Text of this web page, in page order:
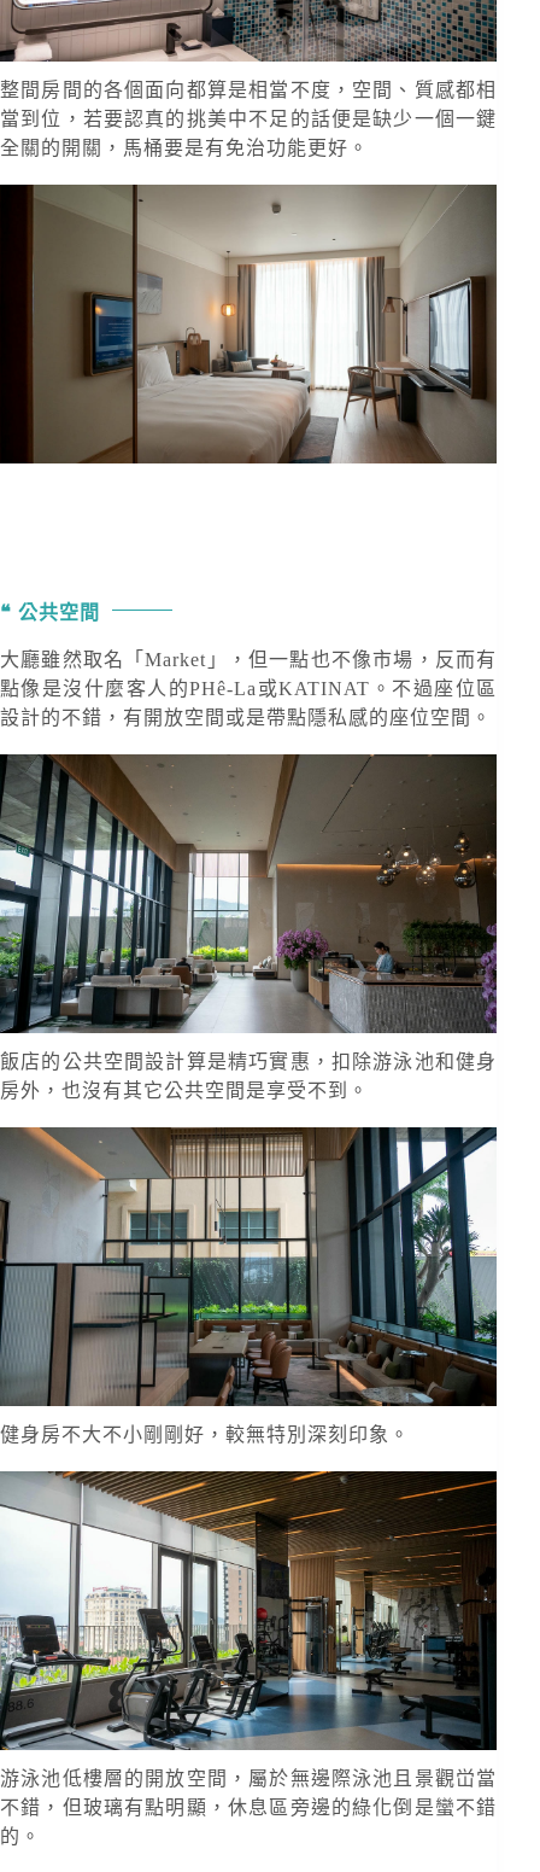
整間房間的各個面向都算是相當不度，空間、質感都相
當到位，若要認真的挑美中不足的話便是缺少一個一鍵
全關的開關，馬桶要是有免治功能更好。
公共空間
大廳雖然取名「Market」，但一點也不像市場，反而有
點像是沒什麼客人的PHê-La或KATINAT。不過座位區
設計的不錯，有開放空間或是帶點隱私感的座位空間。
飯店的公共空間設計算是精巧實惠，扣除游泳池和健身
房外，也沒有其它公共空間是享受不到。
健身房不大不小剛剛好，較無特別深刻印象。
游泳池低樓層的開放空間，屬於無邊際泳池且景觀峃當
不錯，但玻璃有點明顯，休息區旁邊的綠化倒是蠻不錯
的。